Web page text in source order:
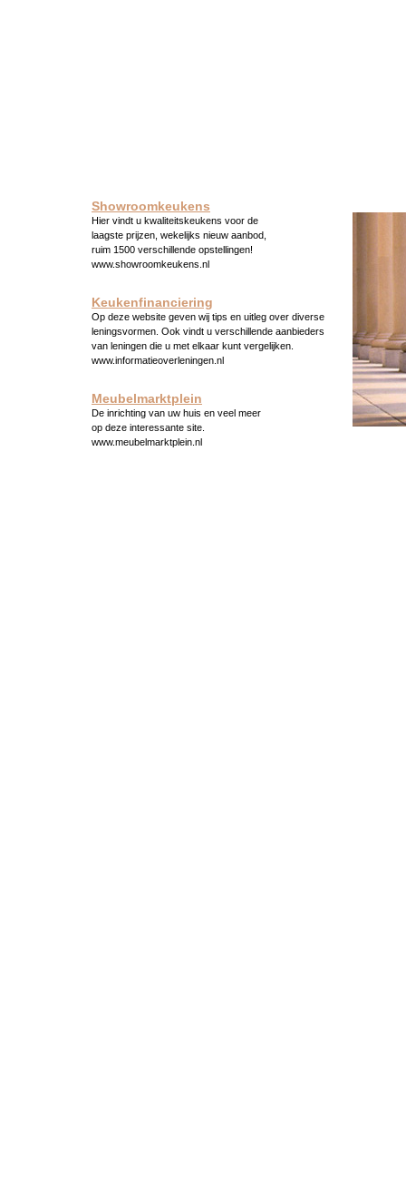
Showroomkeukens
Hier vindt u kwaliteitskeukens voor de
laagste prijzen, wekelijks nieuw aanbod,
ruim 1500 verschillende opstellingen!
www.showroomkeukens.nl
Keukenfinanciering
Op deze website geven wij tips en uitleg over diverse
leningsvormen. Ook vindt u verschillende aanbieders
van leningen die u met elkaar kunt vergelijken.
www.informatieoverleningen.nl
Meubelmarktplein
De inrichting van uw huis en veel meer
op deze interessante site.
www.meubelmarktplein.nl